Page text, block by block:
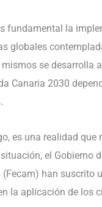
fundamental la
globales
mismos se desarrolla
Canaria 2030
es una realidad
el Gobierno
han suscrito
la aplicación de los